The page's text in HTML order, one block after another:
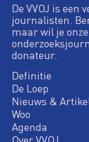
De VVOJ is een
journalisten.
maar wil je
donateur.
Definitie
De Loep
Nieuws &
Woo
Agenda